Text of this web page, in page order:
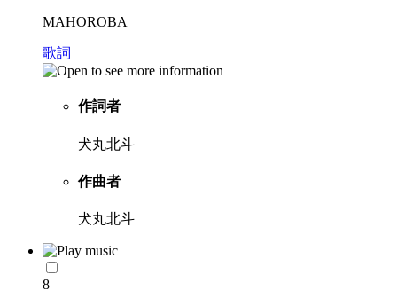
MAHOROBA
歌詞
作詞者
犬丸北斗
作曲者
犬丸北斗
8